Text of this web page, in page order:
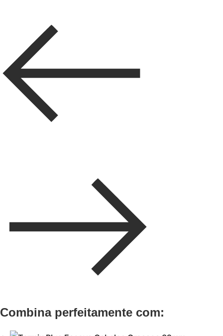
Combina perfeitamente com: